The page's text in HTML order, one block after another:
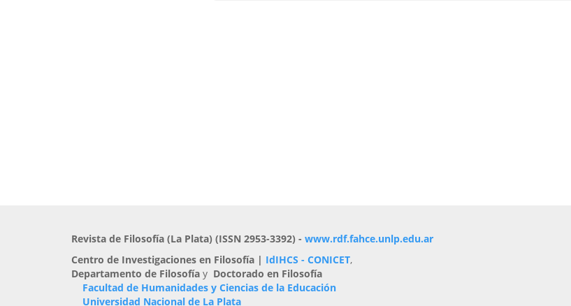
Revista de Filosofía (La Plata) (ISSN 2953-3392) - www.rdf.fahce.unlp.edu.ar
Centro de Investigaciones en Filosofía | IdIHCS - CONICET,
Departamento de Filosofía y Doctorado en Filosofía
Facultad de Humanidades y Ciencias de la Educación
Universidad Nacional de La Plata